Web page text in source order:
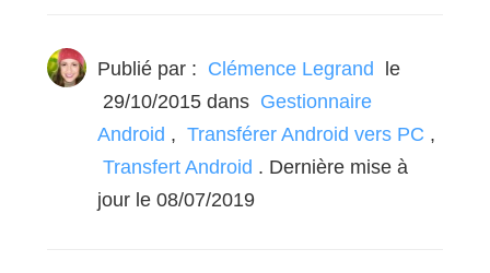
Publié par : Clémence Legrand
le
29/10/2015dans Gestionnaire
Android , Transférer Android vers PC ,
Transfert Android . Dernière mise à
jour le 08/07/2019